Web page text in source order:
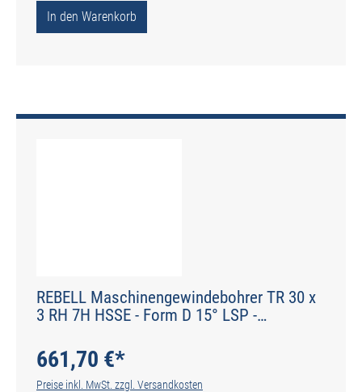
In den Warenkorb
REBELL Maschinengewindebohrer TR 30 x
3 RH 7H HSSE - Form D 15° LSP -
661,70 €*
Preise inkl. MwSt. zzgl. Versandkosten